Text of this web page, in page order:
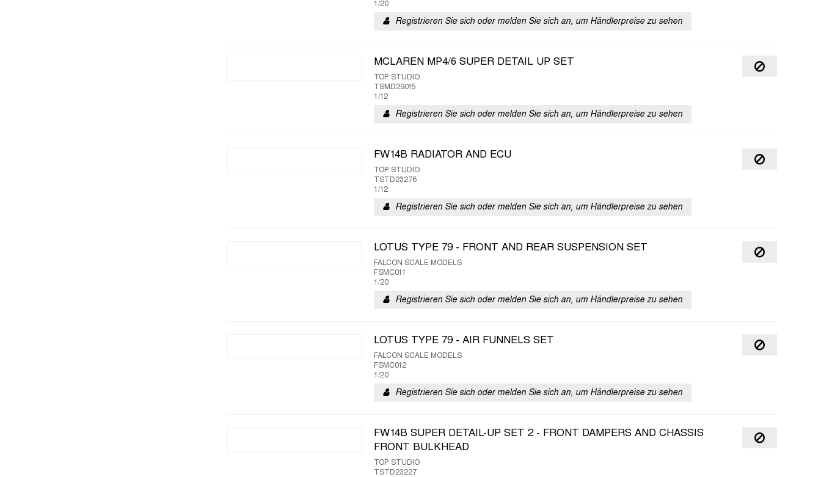
1/20
Registrieren Sie sich oder melden Sie sich an, um Händlerpreise zu sehen
MCLAREN MP4/6 SUPER DETAIL UP SET
TOP STUDIO
TSMD29015
1/12
Registrieren Sie sich oder melden Sie sich an, um Händlerpreise zu sehen
FW14B RADIATOR AND ECU
TOP STUDIO
TSTD23276
1/12
Registrieren Sie sich oder melden Sie sich an, um Händlerpreise zu sehen
LOTUS TYPE 79 - FRONT AND REAR SUSPENSION SET
FALCON SCALE MODELS
FSMC011
1/20
Registrieren Sie sich oder melden Sie sich an, um Händlerpreise zu sehen
LOTUS TYPE 79 - AIR FUNNELS SET
FALCON SCALE MODELS
FSMC012
1/20
Registrieren Sie sich oder melden Sie sich an, um Händlerpreise zu sehen
FW14B SUPER DETAIL-UP SET 2 - FRONT DAMPERS AND CHASSIS
FRONT BULKHEAD
TOP STUDIO
TSTD23227